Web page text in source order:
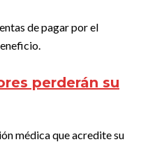
de pagar por el
perderán su
médica que acredite su